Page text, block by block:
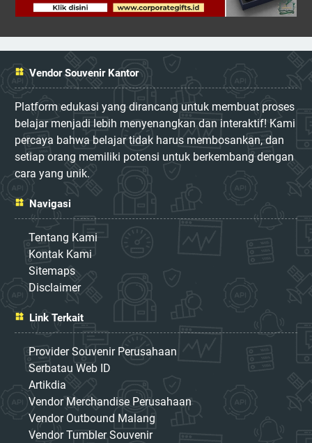
Vendor Souvenir Kantor
Platform edukasi yang dirancang untuk membuat proses
belajar menjadi lebih menyenangkan dan interaktif! Kami
percaya bahwa belajar tidak harus membosankan, dan
setiap orang memiliki potensi untuk berkembang dengan
cara yang unik.
Navigasi
Tentang Kami
Kontak Kami
Sitemaps
Disclaimer
Link Terkait
Provider Souvenir Perusahaan
Serbatau Web ID
Artikdia
Vendor Merchandise Perusahaan
Vendor Outbound Malang
Vendor Tumbler Souvenir